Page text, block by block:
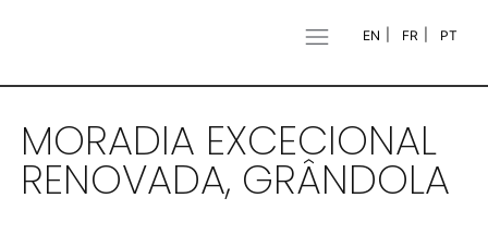
EN FR PT
MORADIA EXCECIONAL
RENOVADA, GRÂNDOLA